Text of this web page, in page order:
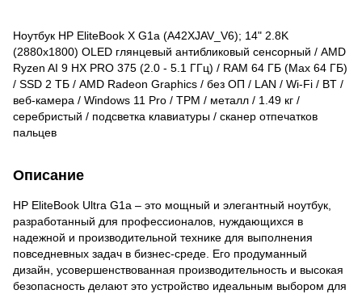
Ноутбук HP EliteBook X G1a (A42XJAV_V6); 14" 2.8K
(2880x1800) OLED глянцевый антибликовый сенсорный / AMD
Ryzen AI 9 HX PRO 375 (2.0 - 5.1 ГГц) / RAM 64 ГБ (Max 64 ГБ)
/ SSD 2 ТБ / AMD Radeon Graphics / без ОП / LAN / Wi-Fi / BT /
веб-камера / Windows 11 Pro / TPM / металл / 1.49 кг /
серебристый / подсветка клавиатуры / cканер отпечатков
пальцев
Описание
HP EliteBook Ultra G1a – это мощный и элегантный ноутбук,
разработанный для профессионалов, нуждающихся в
надежной и производительной технике для выполнения
повседневных задач в бизнес-среде. Его продуманный
дизайн, усовершенствованная производительность и высокая
безопасность делают это устройство идеальным выбором для